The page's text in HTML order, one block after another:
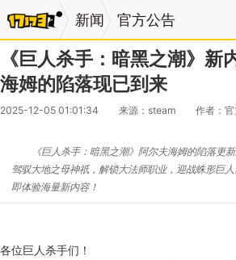
新闻 官方公告
《巨人杀手：暗黑之潮》新
海姆的陷落现已到来
2025-12-05 01:01:34 来源：steam 作者：
《巨人杀手：暗黑之潮》阿尔夫海姆的陷落更
驾驭大地之母神祇，解锁大法师职业，迎战蛛形巨
即体验海量新内容！
各位巨人杀手们！